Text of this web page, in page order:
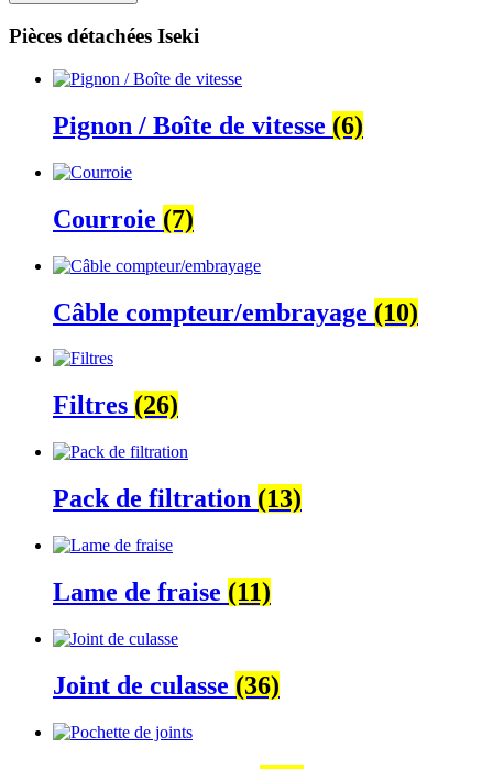
Pièces détachées Iseki
Pignon / Boîte de vitesse (6)
Courroie (7)
Câble compteur/embrayage (10)
Filtres (26)
Pack de filtration (13)
Lame de fraise (11)
Joint de culasse (36)